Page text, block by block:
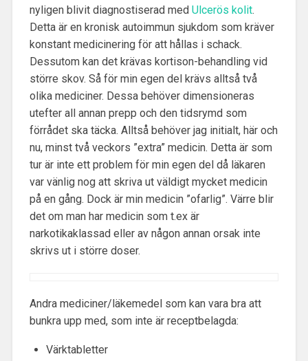
nyligen blivit diagnostiserad med Ulcerös kolit.
Detta är en kronisk autoimmun sjukdom som kräver
konstant medicinering för att hållas i schack.
Dessutom kan det krävas kortison-behandling vid
större skov. Så för min egen del krävs alltså två
olika mediciner. Dessa behöver dimensioneras
utefter all annan prepp och den tidsrymd som
förrådet ska täcka. Alltså behöver jag initialt, här och
nu, minst två veckors ”extra” medicin. Detta är som
tur är inte ett problem för min egen del då läkaren
var vänlig nog att skriva ut väldigt mycket medicin
på en gång. Dock är min medicin ”ofarlig”. Värre blir
det om man har medicin som t.ex är
narkotikaklassad eller av någon annan orsak inte
skrivs ut i större doser.
Andra mediciner/läkemedel som kan vara bra att
bunkra upp med, som inte är receptbelagda:
Värktabletter